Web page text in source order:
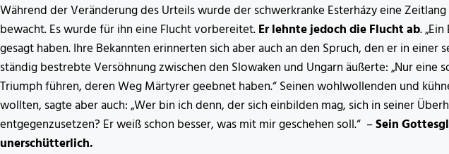
Während der Veränderung des Urteils wurde der schwerkranke Esterházy eine
bewacht. Es wurde für ihn eine Flucht vorbereitet.Er lehnte jedoch die Flucht ab.
gesagt haben. Ihre Bekannten erinnerten sich aber auch an den Spruch, den er in einer
ständig bestrebte Versöhnung zwischen den Slowaken und Ungarn äußerte: „Nur eine
Triumph führen, deren Weg Märtyrer geebnet haben.“ Seinen wohlwollenden und
wollten, sagte aber auch: „Wer bin ich denn, der sich einbilden mag, sich in seiner
entgegenzusetzen? Er weiß schon besser, was mit mir geschehen soll.“ –Sein
unerschütterlich.